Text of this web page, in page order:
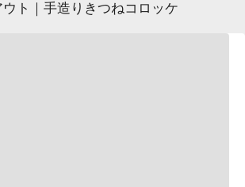
ト｜手造りきつねコロッケ